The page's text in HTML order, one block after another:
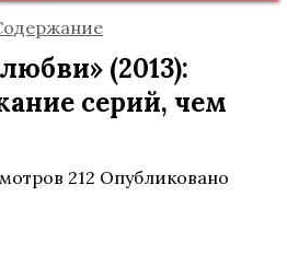
(2013):
серий, чем
212 Опубликовано